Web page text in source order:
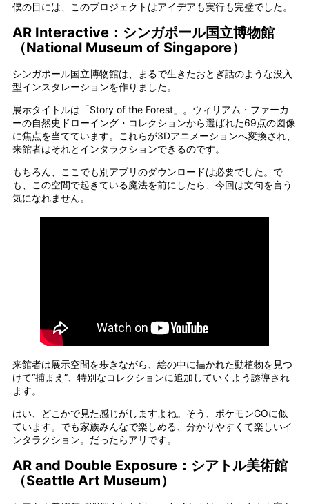
僕の目には、このプロジェクトはアイデアも実行も完璧でした。
AR Interactive：シンガポール国立博物館
（National Museum of Singapore）
シンガポール国立博物館は、まるで生きたおとぎ話のような没入
型インスタレーションを作りました。
展示タイトルは「Story of the Forest」。ウィリアム・ファーカ
ーの自然史ドローイング・コレクションから選ばれた69点の図像
に焦点を当てています。これらが3Dアニメーションへ変換され、
来館者はそれとインタラクションできるのです。
もちろん、ここでも別アプリのダウンロードは必要でした。で
も、この空間で起きている魔法を前にしたら、今回は文句を言う
気になれません。
来館者は展示空間を歩きながら、絵の中に描かれた動植物を見つ
けて“捕まえ”、特別なコレクションに追加していくよう誘導され
ます。
はい、どこかで見た感じがしますよね。そう、ポケモンGOに似
ています。でも家族みんなで楽しめる、分かりやすくて楽しいイ
ンタラクション。だったらアリです。
AR and Double Exposure：シアトル美術館
（Seattle Art Museum）